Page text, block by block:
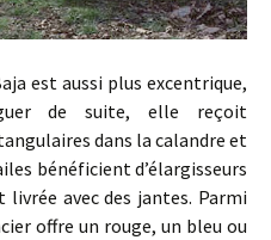
aussi plus excentrique,
de suite, elle reçoit
dans la calandre et
bénéficient d’élargisseurs
avec des jantes. Parmi
offre un rouge, un bleu ou